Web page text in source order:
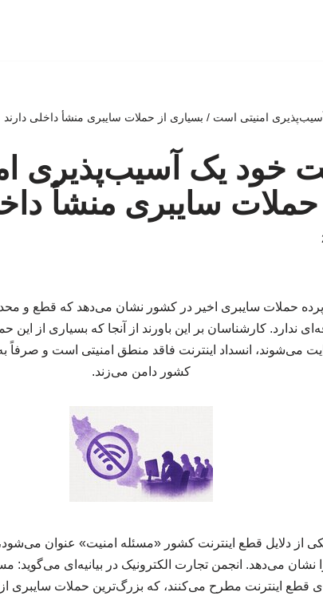
امنیتی است / بسیاری از حملات سایبری منشأ داخلی دارند
خود یک آسیب‌پذیری
سایبری منشأ
حملات سایبری اخیر در کشور نشان می‌دهد که قطع و
ندارد. کارشناسان بر این باورند از آنجا که بسیاری از این
می‌شوند، انسداد اینترنت فاقد منطق امنیتی است و صرفاً به
کشور دامن می‌زند.
از دلایل قطع اینترنت کشور «مسئله امنیت» عنوان
نشان می‌دهد. انجمن تجارت الکترونیک در بیانیه‌ای می‌گوید:
قطع اینترنت مطرح می‌کنند، که بزرگ‌ترین حملات سایبری